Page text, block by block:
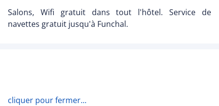
Salons, Wifi gratuit dans tout l'hôtel. Service de
navettes gratuit jusqu'à Funchal.
cliquer pour fermer...